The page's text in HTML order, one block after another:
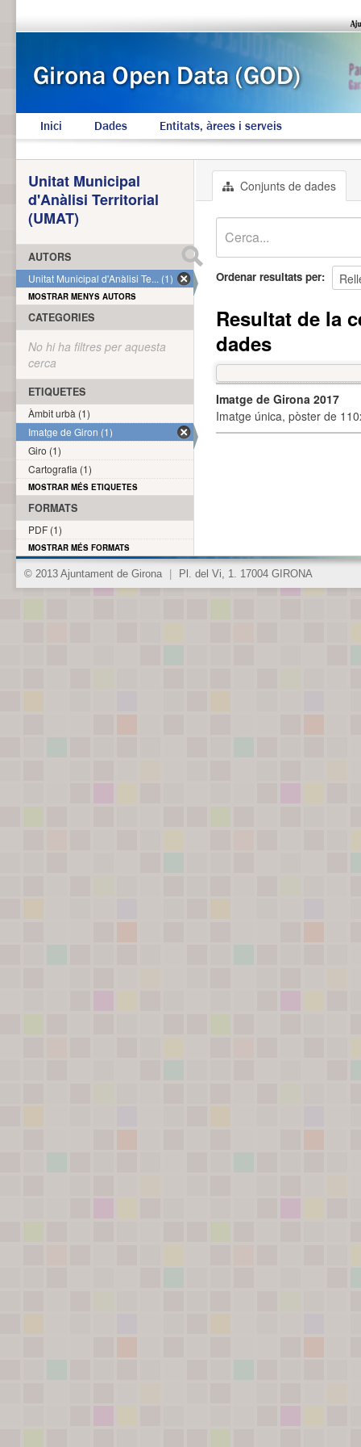
Inici Dades Entitats, àrees i serveis
Conjunts de dades
Ordenar resultats per
Resultat de la
dades
Imatge de Girona 2017
Imatge única, pòster de
Unitat Municipal
d'Anàlisi Territorial
(UMAT)
AUTORS
Unitat Municipal d'Anàlisi Te... (1)
MOSTRAR MENYS AUTORS
CATEGORIES
No hi ha filtres per aquesta
cerca
ETIQUETES
Àmbit urbà (1)
Imatge de Giron (1)
Giro (1)
Cartografia (1)
MOSTRAR MÉS ETIQUETES
FORMATS
PDF (1)
MOSTRAR MÉS FORMATS
© 2013 Ajuntament de Girona Pl. del Vi, 1. 17004 GIRONA